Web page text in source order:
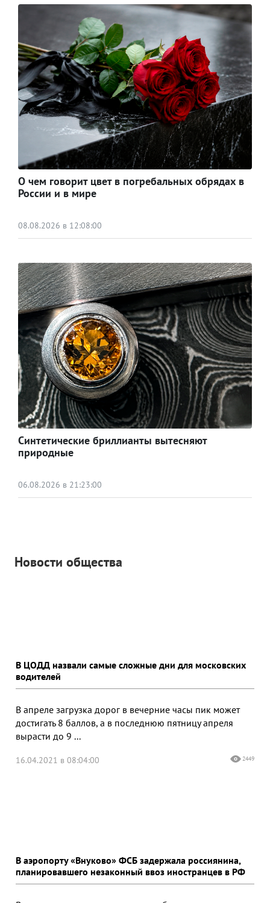
О чем говорит цвет в погребальных обрядах в
России и в мире
08.08.2026 в 12:08:00
Синтетические бриллианты вытесняют
природные
06.08.2026 в 21:23:00
Новости общества
В ЦОДД назвали самые сложные дни для московских
водителей
В апреле загрузка дорог в вечерние часы пик может
достигать 8 баллов, а в последнюю пятницу апреля
вырасти до 9 ...
16.04.2021 в 08:04:00 2449
В аэропорту «Внуково» ФСБ задержала россиянина,
планировавшего незаконный ввоз иностранцев в РФ